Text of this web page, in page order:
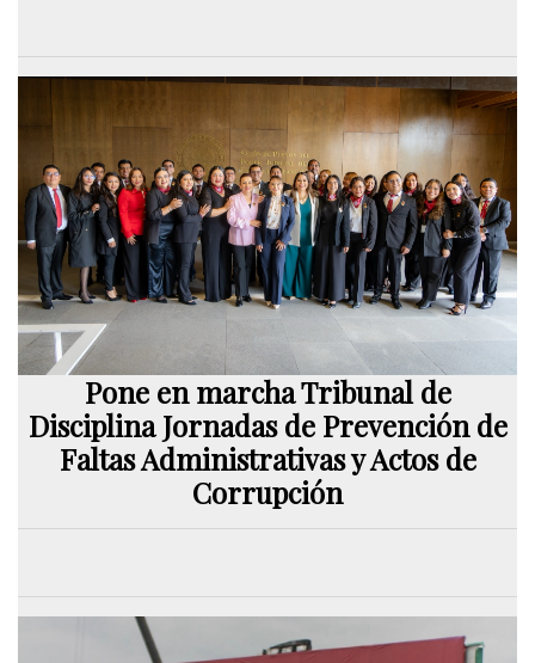
Pone en marcha Tribunal de
Disciplina Jornadas de Prevención de
Faltas Administrativas y Actos de
Corrupción